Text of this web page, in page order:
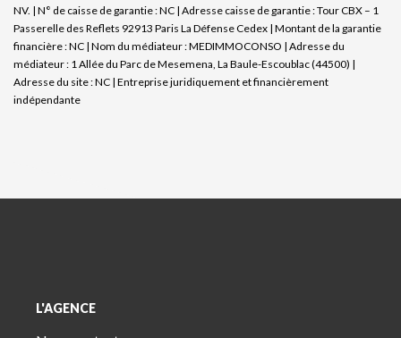
NV. | N° de caisse de garantie : NC | Adresse caisse de garantie : Tour CBX – 1
Passerelle des Reflets 92913 Paris La Défense Cedex | Montant de la garantie
financière : NC | Nom du médiateur : MEDIMMOCONSO | Adresse du
médiateur : 1 Allée du Parc de Mesemena, La Baule-Escoublac (44500) |
Adresse du site : NC | Entreprise juridiquement et financièrement
indépendante
L'AGENCE